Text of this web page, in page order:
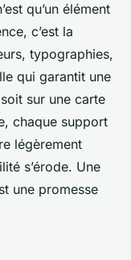
qu’un élément
c’est la
typographies,
qui garantit une
sur une carte
chaque support
légèrement
s’érode. Une
une promesse